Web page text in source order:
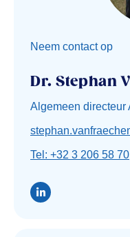
Neem contact op
Dr. Stephan
Algemeen directeur
Tel: +32 3 206 58 70